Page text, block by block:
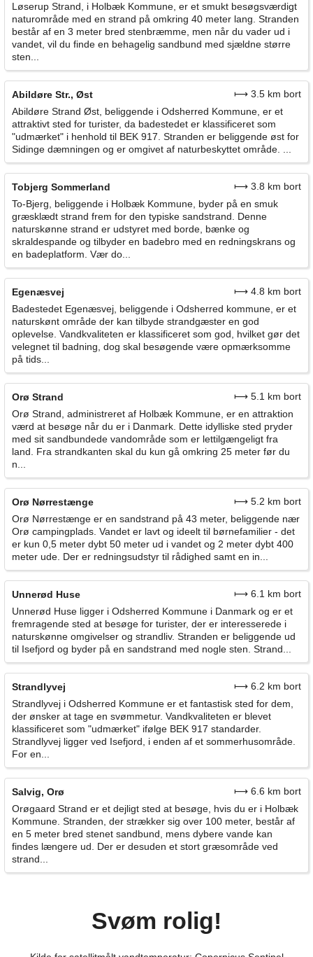
Løserup Strand, i Holbæk Kommune, er et smukt besøgsværdigt
naturområde med en strand på omkring 40 meter lang. Stranden
består af en 3 meter bred stenbræmme, men når du vader ud i
vandet, vil du finde en behagelig sandbund med sjældne større
sten...
Abildøre Str., Øst
⟼ 3.5 km bort
Abildøre Strand Øst, beliggende i Odsherred Kommune, er et
attraktivt sted for turister, da badestedet er klassificeret som
"udmærket" i henhold til BEK 917. Stranden er beliggende øst for
Sidinge dæmningen og er omgivet af naturbeskyttet område. ...
Tobjerg Sommerland
⟼ 3.8 km bort
To-Bjerg, beliggende i Holbæk Kommune, byder på en smuk
græsklædt strand frem for den typiske sandstrand. Denne
naturskønne strand er udstyret med borde, bænke og
skraldespande og tilbyder en badebro med en redningskrans og
en badeplatform. Vær do...
Egenæsvej
⟼ 4.8 km bort
Badestedet Egenæsvej, beliggende i Odsherred kommune, er et
naturskønt område der kan tilbyde strandgæster en god
oplevelse. Vandkvaliteten er klassificeret som god, hvilket gør det
velegnet til badning, dog skal besøgende være opmærksomme
på tids...
Orø Strand
⟼ 5.1 km bort
Orø Strand, administreret af Holbæk Kommune, er en attraktion
værd at besøge når du er i Danmark. Dette idylliske sted pryder
med sit sandbundede vandområde som er lettilgængeligt fra
land. Fra strandkanten skal du kun gå omkring 25 meter før du
n...
Orø Nørrestænge
⟼ 5.2 km bort
Orø Nørrestænge er en sandstrand på 43 meter, beliggende nær
Orø campingplads. Vandet er lavt og ideelt til børnefamilier - det
er kun 0,5 meter dybt 50 meter ud i vandet og 2 meter dybt 400
meter ude. Der er redningsudstyr til rådighed samt en in...
Unnerød Huse
⟼ 6.1 km bort
Unnerød Huse ligger i Odsherred Kommune i Danmark og er et
fremragende sted at besøge for turister, der er interesserede i
naturskønne omgivelser og strandliv. Stranden er beliggende ud
til Isefjord og byder på en sandstrand med nogle sten. Strand...
Strandlyvej
⟼ 6.2 km bort
Strandlyvej i Odsherred Kommune er et fantastisk sted for dem,
der ønsker at tage en svømmetur. Vandkvaliteten er blevet
klassificeret som "udmærket" ifølge BEK 917 standarder.
Strandlyvej ligger ved Isefjord, i enden af et sommerhusområde.
For en...
Salvig, Orø
⟼ 6.6 km bort
Orøgaard Strand er et dejligt sted at besøge, hvis du er i Holbæk
Kommune. Stranden, der strækker sig over 100 meter, består af
en 5 meter bred stenet sandbund, mens dybere vande kan
findes længere ud. Der er desuden et stort græsområde ved
strand...
Svøm rolig!